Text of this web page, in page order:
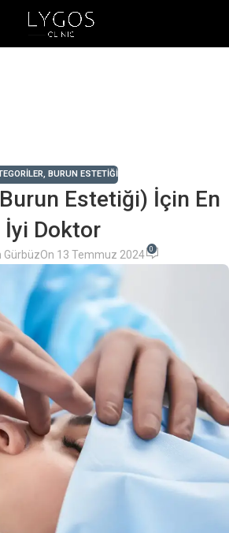
, BURUN ESTETIĞI
Estetiği) İçin En
İyi Doktor
GürbüzOn 13 Temmuz 2024 0